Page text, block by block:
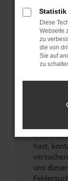
Starte
Das
Stelle
sind.
Wende
Wenn du
hast,
uns
Statistik
Diese
Webseite
zu
die von
Sie auf
zu